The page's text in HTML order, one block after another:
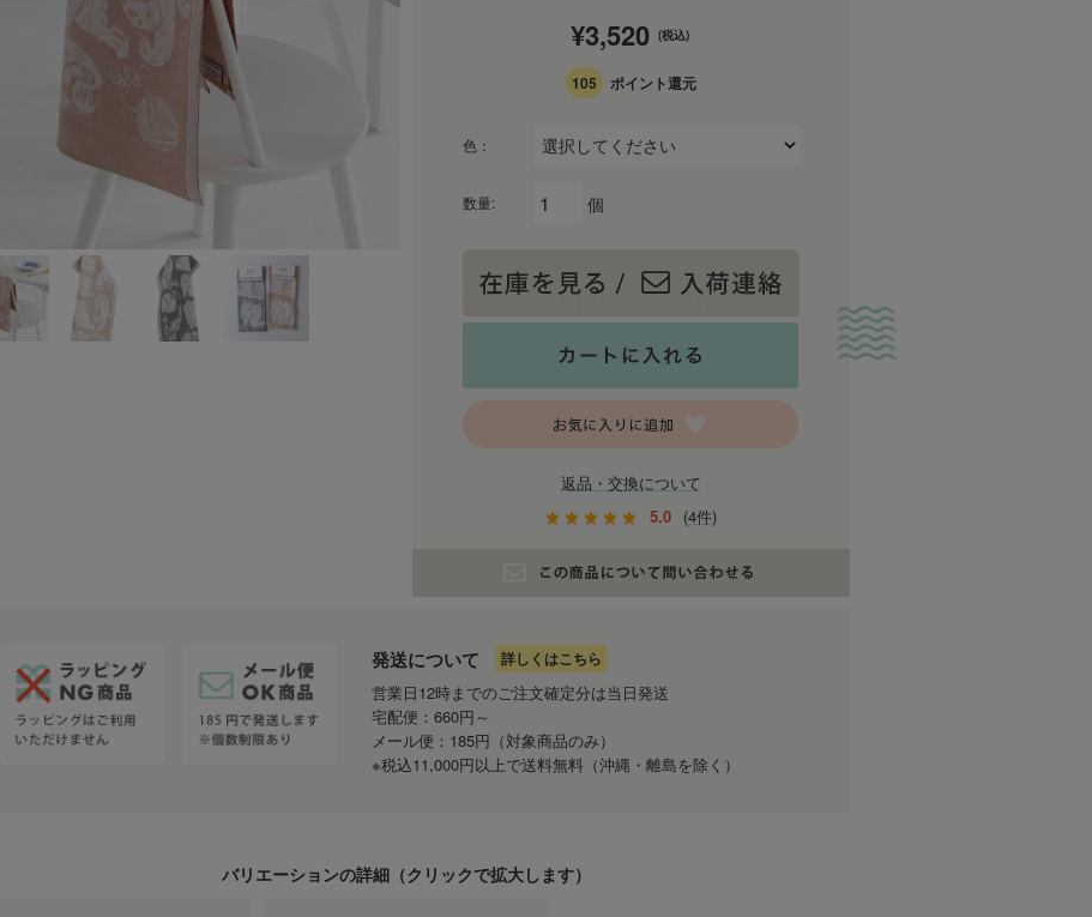
¥3,520 (税込)
105 ポイント還元
色：
数量: 個
返品・交換について
5.0
(4件)
発送について 詳しくはこちら
営業日12時までのご注文確定分は当日発送
宅配便：660円～
メール便：185円（対象商品のみ）
※税込11,000円以上で送料無料（沖縄・離島を除く）
バリエーションの詳細（クリックで拡大します）